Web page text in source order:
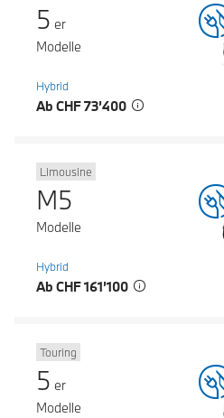
5 er
Modelle
Hybrid
Ab CHF 73’400
Limousine
M5
Modelle
Hybrid
Ab CHF 161’100
Touring
5 er
Modelle